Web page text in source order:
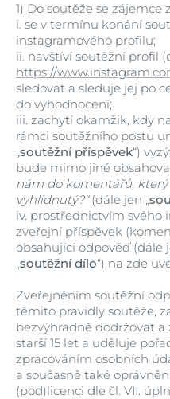
1) Do soutěže se zájemce
i. se v termínu konání
instagramového profilu;
ii. navštíví soutěžní profil
https://
sledovat a sleduje jej po
do vyhodnocení;
iii. zachytí okamžik, kdy
rámci soutěžního postu
„soutěžní příspěvek“)
bude mimo jiné
nám do komentářů,
vyhlídnutý?“(dále jen „
iv. prostřednictvím svého
zveřejní příspěvek
obsahující odpověď (dále
„soutěžní dílo“) na zde
Zveřejněním soutěžní
těmito pravidly soutěže,
bezvýhradně dodržovat
starší 15 let a uděluje
zpracováním osobních
a současně také
(pod)licenci dle čl. VII.